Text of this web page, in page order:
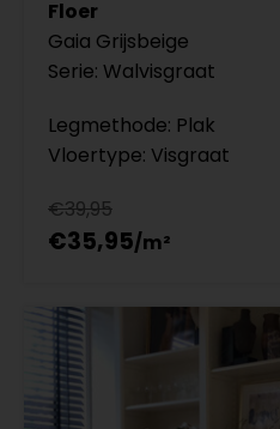
Floer
Gaia Grijsbeige
Serie: Walvisgraat
Legmethode: Plak
Vloertype: Visgraat
€39,95
€35,95